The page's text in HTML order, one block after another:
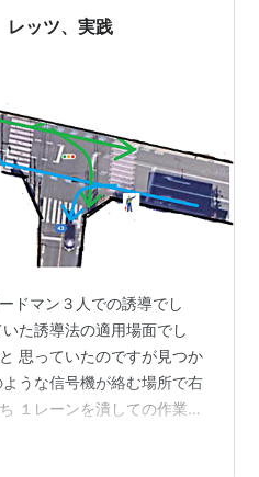
ッツ、実践
ドマン３人での誘導でし
た誘導法の適用場面でし
思っていたのですが見つか
うな信号機が絡む場所で右
１レーンを潰しての作業で
３色のみの信号でした。 バ